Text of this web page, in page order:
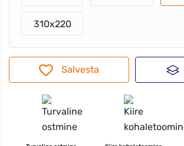
310x220
Salvesta